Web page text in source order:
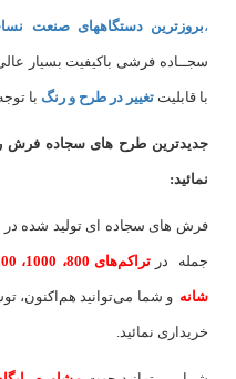
بروزترین دستگاههای صنعت،
سجــاده فرشی باکیفیت بسیار
با قابلیت تغییر در طرح و رنگ با
جدیدترین طرح های سجاده فرش
نمائید:
فرش های سجاده ای تولید شده در
جمله در تراکم‌های 800، 1000، 1200 . 2550
شانه و شما می‌توانید هم‌اکنون،
خریداری نمائید.